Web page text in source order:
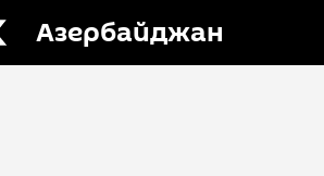
Азербайджан